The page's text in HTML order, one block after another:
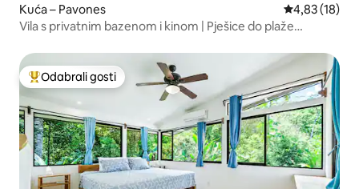
Kuća – Pavones Prosječna
4,83 (18)
Vila s privatnim bazenom i kinom | Pješice do plaže
Među najviše rangiranima s oznakom „Odabrali gosti”
Odabrali gosti